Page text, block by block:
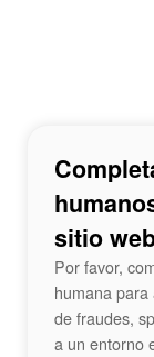
sitio
Por favor,
humana
de fraudes,
a un entorno